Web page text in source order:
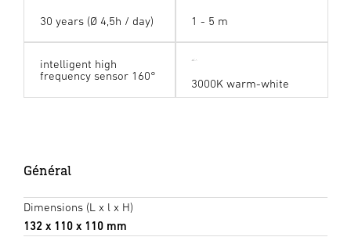
30 years (Ø 4,5h / day) 1 - 5 m
intelligent high
frequency sensor 160°
3000K warm-white
Général
Dimensions (L x l x H)
132 x 110 x 110 mm